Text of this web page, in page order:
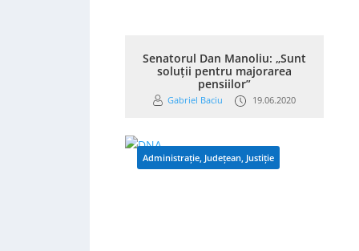
Senatorul Dan Manoliu: „Sunt
soluții pentru majorarea
pensiilor”
Gabriel Baciu 19.06.2020
Administrație, Județean, Justiție